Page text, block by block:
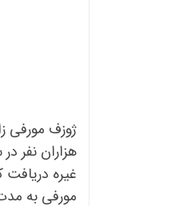
هزاران نفر
غیره دریافت
مورفی به